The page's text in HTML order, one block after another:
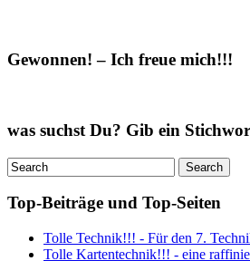
Gewonnen! – Ich freue mich!!!
was suchst Du? Gib ein
Top-Beiträge und Top-Seiten
Tolle Technik!!! - Für den 7.
Tolle Kartentechnik!!! - eine